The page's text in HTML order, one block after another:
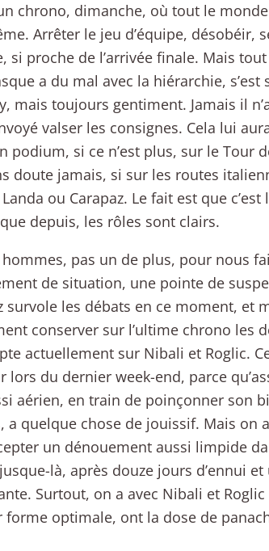
chrono, dimanche, où tout le
Arrêter le jeu d’équipe, désobéir,
si proche de l’arrivée finale. Mais
a du mal avec la hiérarchie, s’est
mais toujours gentiment. Jamais il
valser les consignes. Cela lui
podium, si ce n’est plus, sur le Tour
doute jamais, si sur les routes
ou Carapaz. Le fait est que
depuis, les rôles sont clairs.
pas un de plus, pour nous
de situation, une pointe de
survole les débats en ce moment, et
conserver sur l’ultime chrono les
actuellement sur Nibali et Roglic. Ce
du dernier week-end, parce
aérien, en train de poinçonner son
a quelque chose de jouissif. Mais on
un dénouement aussi limpide
là, après douze jours d’ennui
Surtout, on a avec Nibali et
optimale, ont la dose de